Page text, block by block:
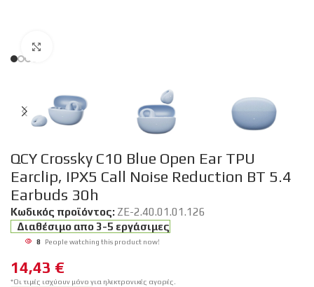
QCY Crossky C10 Blue Open Ear TPU
Earclip, IPX5 Call Noise Reduction BT 5.4
Earbuds 30h
Κωδικός προϊόντος: ZE-2.40.01.01.126
Διαθέσιμο απο 3-5 εργάσιμες
8 People watching this product now!
14,43 €
*Οι τιμές ισχύουν μόνο για ηλεκτρονικές αγορές.